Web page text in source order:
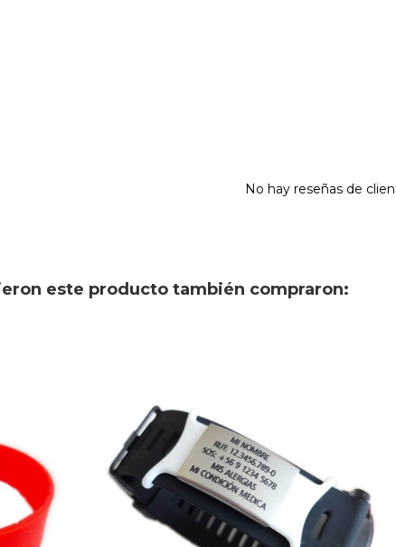
No hay reseñas de
este producto también compraron: